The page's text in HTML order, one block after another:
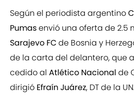
Según el periodista argentino
Pumasenvió una oferta de 2.5
Sarajevo FCde Bosnia y
de la carta del delantero, que
cedido al Atlético Nacional de
dirigió Efraín Juárez, DT de la